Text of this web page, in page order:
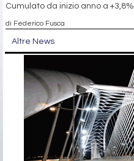
Cumulato da inizio anno a +3,8%
di Federico Fusca
Altre News